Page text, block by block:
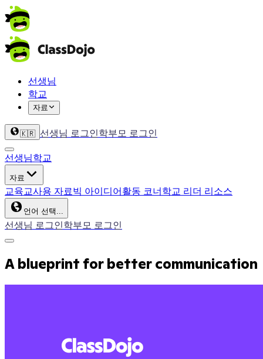
선생님
학교
자료
🇰🇷 선생님 로그인학부모 로그인
선생님학교
자료
교육교사용 자료빅 아이디어활동 코너학교 리더 리소스
언어 선택...
선생님 로그인학부모 로그인
A blueprint for better communication